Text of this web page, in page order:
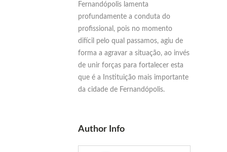
Fernandópolis lamenta
profundamente a conduta do
profissional, pois no momento
difícil pelo qual passamos, agiu de
forma a agravar a situação, ao invés
de unir forças para fortalecer esta
que é a Instituição mais importante
da cidade de Fernandópolis.
Author Info